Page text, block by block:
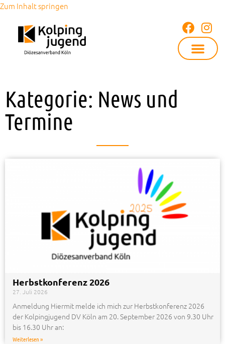
Zum Inhalt springen
Kategorie: News und
Termine
Herbstkonferenz 2026
27. Juli 2026
Anmeldung Hiermit melde ich mich zur Herbstkonferenz 2026
der Kolpingjugend DV Köln am 20. September 2026 von 9.30 Uhr
bis 16.30 Uhr an:
Weiterlesen »